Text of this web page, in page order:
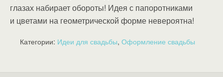
глазах набирает обороты! Идея с папоротниками
и цветами на геометрической форме невероятна!
Категории: Идеи для свадьбы, Оформление свадьбы